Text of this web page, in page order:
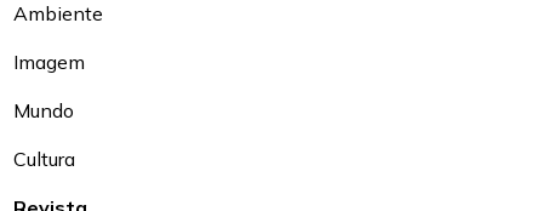
Ambiente
Imagem
Mundo
Cultura